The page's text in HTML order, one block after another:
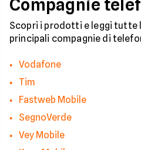
Compagnie
Scopri i prodotti e leggi tutte
principali compagnie di
Vodafone
Tim
Fastweb Mobile
SegnoVerde
Vey Mobile